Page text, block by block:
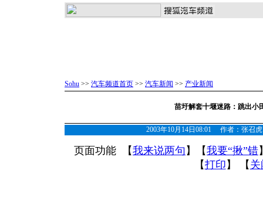
Sohu >> 汽车频道首页 >> 汽车新闻 >> 产业新闻
苗圩解套十堰迷路：跳出小
2003年10月14日08:01 作者：张召
页面功能 【我来说两句 】【我要“揪”错
【打印 】 【 关